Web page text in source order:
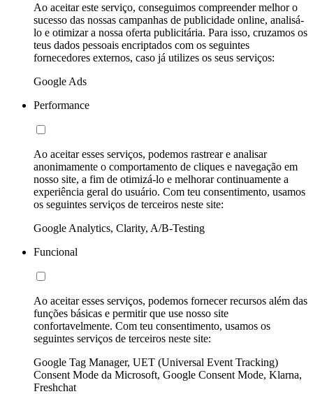
Ao aceitar este serviço, conseguimos compreender melhor o
sucesso das nossas campanhas de publicidade online, analisá-
lo e otimizar a nossa oferta publicitária. Para isso, cruzamos os
teus dados pessoais encriptados com os seguintes
fornecedores externos, caso já utilizes os seus serviços:
Google Ads
Performance
Ao aceitar esses serviços, podemos rastrear e analisar
anonimamente o comportamento de cliques e navegação em
nosso site, a fim de otimizá-lo e melhorar continuamente a
experiência geral do usuário. Com teu consentimento, usamos
os seguintes serviços de terceiros neste site:
Google Analytics, Clarity, A/B-Testing
Funcional
Ao aceitar esses serviços, podemos fornecer recursos além das
funções básicas e permitir que use nosso site
confortavelmente. Com teu consentimento, usamos os
seguintes serviços de terceiros neste site:
Google Tag Manager, UET (Universal Event Tracking)
Consent Mode da Microsoft, Google Consent Mode, Klarna,
Freshchat